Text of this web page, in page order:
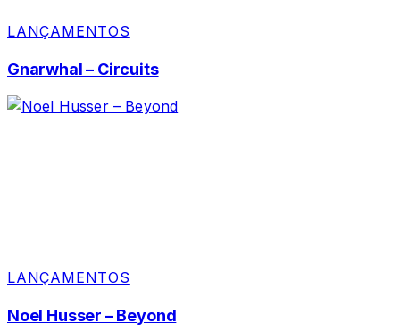
LANÇAMENTOS
Gnarwhal – Circuits
LANÇAMENTOS
Noel Husser – Beyond